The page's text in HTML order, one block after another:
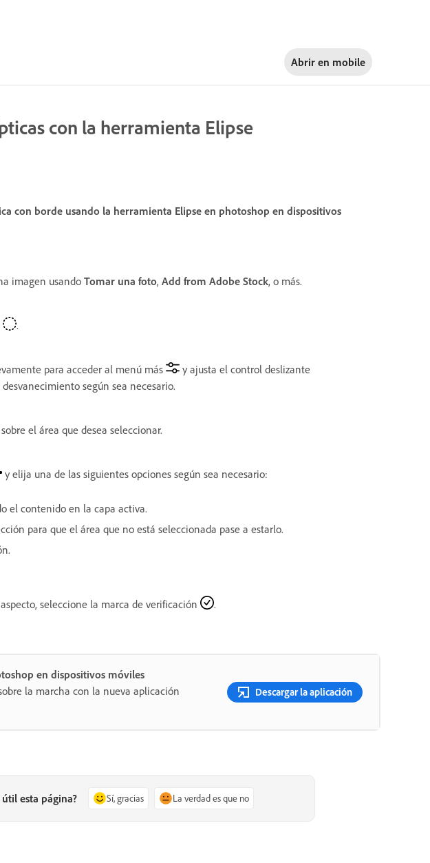
Abrir en mobile
con la herramienta Elipse
con borde usando la herramienta Elipse en photoshop en dispositivos
imagen usando Tomar una foto, Add from Adobe Stock, o más.
.
para acceder al menú más
y ajusta el control deslizante
según sea necesario.
el área que desea seleccionar.
y elija una de las siguientes opciones según sea necesario:
el contenido en la capa activa.
para que el área que no está seleccionada pase a estarlo.
seleccione la marca de verificación .
en dispositivos móviles
la marcha con la nueva aplicación
Descargar la aplicación
esta página? Sí, gracias La verdad es que no